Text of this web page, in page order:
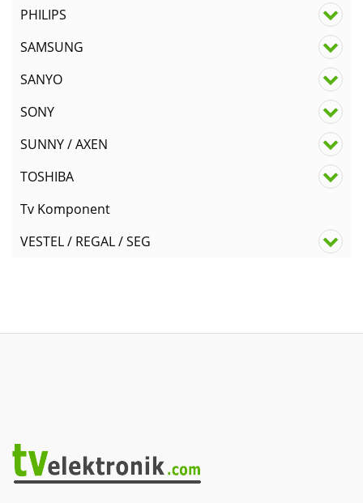
PHILIPS
SAMSUNG
SANYO
SONY
SUNNY / AXEN
TOSHIBA
Tv Komponent
VESTEL / REGAL / SEG